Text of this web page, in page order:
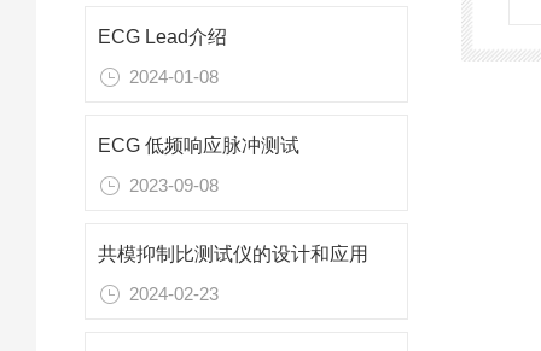
ECG Lead介绍
2024-01-08
ECG 低频响应脉冲测试
2023-09-08
共模抑制比测试仪的设计和应用
2024-02-23